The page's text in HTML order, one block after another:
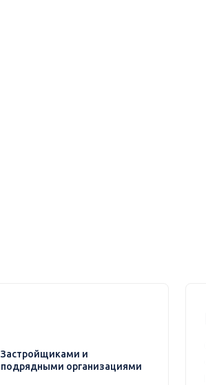
Застройщиками и
подрядными организациями